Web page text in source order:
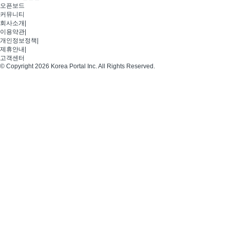
오픈보드
커뮤니티
회사소개
이용약관
개인정보정책
제휴안내
고객센터
© Copyright 2026 Korea Portal Inc. All Rights Reserved.